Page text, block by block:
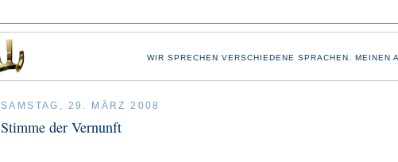
WIR SPRECHEN VERSCHIEDENE SPRACHEN.
SAMSTAG, 29. MÄRZ 2008
Stimme der Vernunft